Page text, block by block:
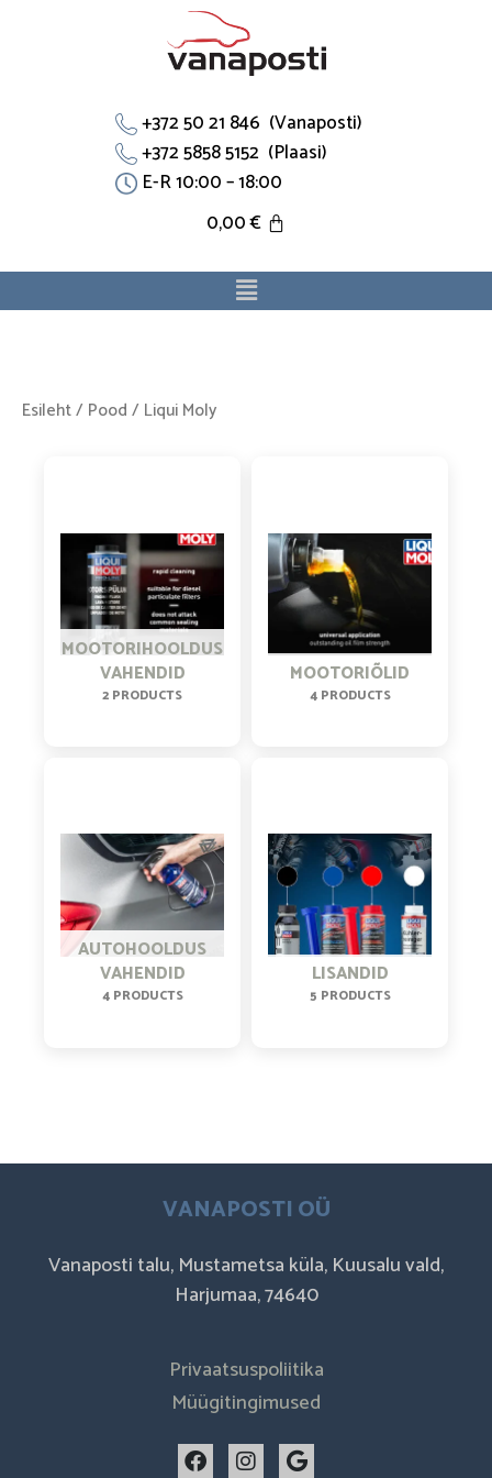
+372 50 21 846 (Vanaposti)
+372 5858 5152 (Plaasi)
E-R 10:00 – 18:00
0,00€
Menu
Esileht/ Pood / Liqui Moly
MOOTORIHOOLDUS
VAHENDID
2 PRODUCTS
MOOTORIÕLID
4 PRODUCTS
AUTOHOOLDUS
VAHENDID
4 PRODUCTS
LISANDID
5 PRODUCTS
VANAPOSTI OÜ
Vanaposti talu, Mustametsa küla, Kuusalu vald,
Harjumaa, 74640
Privaatsuspoliitika
Müügitingimused
F I G